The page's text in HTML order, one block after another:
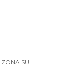
ZONA SUL